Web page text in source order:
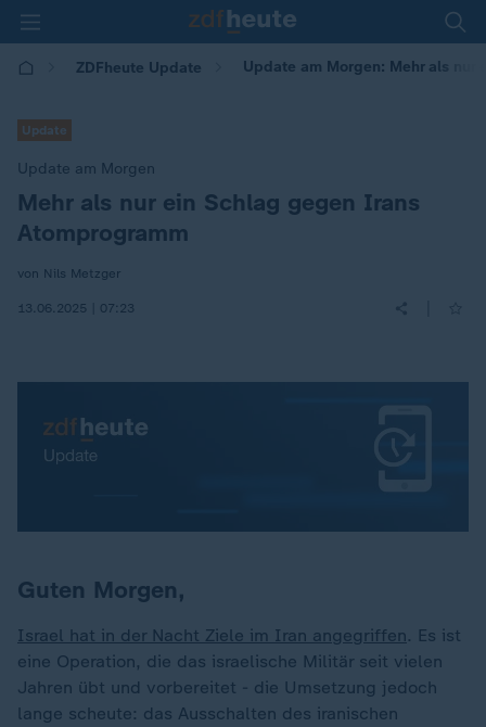
ZDFheute Update Update am Morgen: Mehr als
Update
Update am Morgen
:Mehr als nur ein Schlag gegen Irans
Atomprogramm
von Nils Metzger
13.06.2025 | 07:23
Guten Morgen,
Israel hat in der Nacht Ziele im Iran angegriffen. Es ist
eine Operation, die das israelische Militär seit vielen
Jahren übt und vorbereitet - die Umsetzung jedoch
lange scheute: das Ausschalten des iranischen